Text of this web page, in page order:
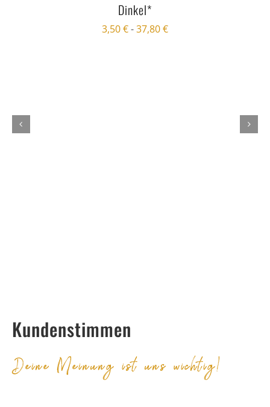
Dinkel*
3,50€-37,80€
Kundenstimmen
Deine Meinung ist uns wichtig!